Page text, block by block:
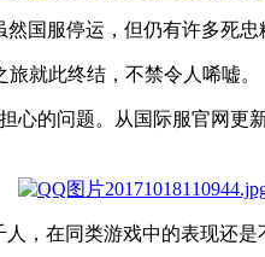
然国服停运，但仍有许多死忠
就此终结，不禁令人唏嘘。
的问题。从国际服官网
，在同类游戏中的表现还是